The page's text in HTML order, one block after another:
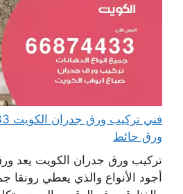
ورق حائط
تركيب ورق جدران الكويت يعد
أجود الأنواع والذي يعطي رونقا